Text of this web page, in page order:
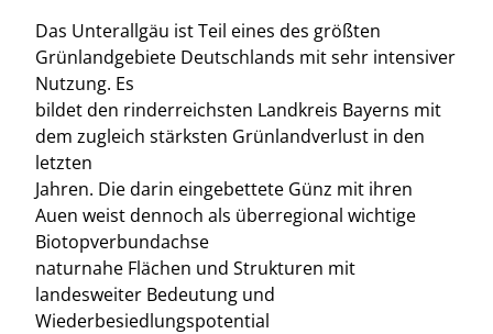
Das Unterallgäu ist Teil eines des größten
Grünlandgebiete Deutschlands mit sehr intensiver
Nutzung. Es
bildet den rinderreichsten Landkreis Bayerns mit
dem zugleich stärksten Grünlandverlust in den
letzten
Jahren. Die darin eingebettete Günz mit ihren
Auen weist dennoch als überregional wichtige
Biotopverbundachse
naturnahe Flächen und Strukturen mit
landesweiter Bedeutung und
Wiederbesiedlungspotential